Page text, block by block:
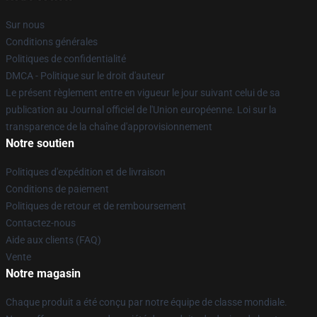
Sur nous
Conditions générales
Politiques de confidentialité
DMCA - Politique sur le droit d'auteur
Le présent règlement entre en vigueur le jour suivant celui de sa
publication au Journal officiel de l'Union européenne. Loi sur la
transparence de la chaîne d'approvisionnement
Notre soutien
Politiques d'expédition et de livraison
Conditions de paiement
Politiques de retour et de remboursement
Contactez-nous
Aide aux clients (FAQ)
Vente
Notre magasin
Chaque produit a été conçu par notre équipe de classe mondiale.